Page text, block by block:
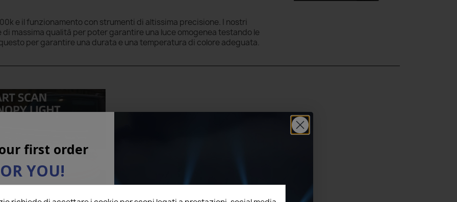
e il funzionamento con strumenti di altissima precisione. I nostri
massima qualità per poter garantire una luce omogenea testando le
questo per garantire una durata e una temperatura di colore adeguata.
first order
YOU!
below to receive a